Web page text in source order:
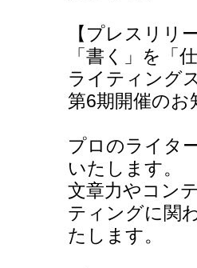
【プレスリリ
「書く」を「
ライティング
第6期開催のお
プロのライタ
いたします。
文章力やコン
ティングに関
たします。